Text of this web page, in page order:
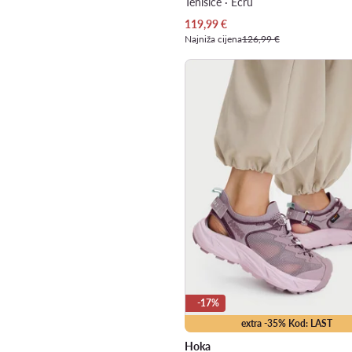
Trenutna cijena
119,99€
Najniža cijena126,99 €
extra -35% Kod: LAST
-17%
Hoka